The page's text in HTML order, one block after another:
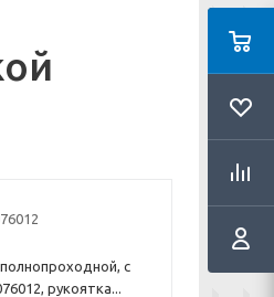
с
рукоятка...